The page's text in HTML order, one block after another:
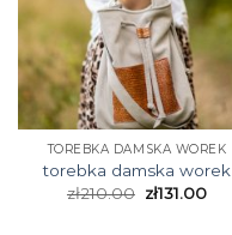
TOREBKA DAMSKA WOREK
torebka damska worek
zł210.00 zł131.00